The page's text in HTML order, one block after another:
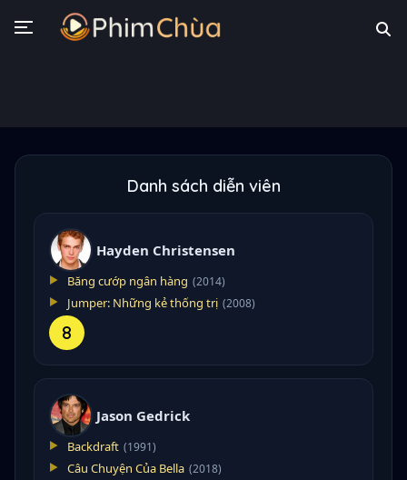
Danh sách diễn viên
Hayden Christensen
Băng cướp ngân hàng (2014)
Jumper: Những kẻ thống trị (2008)
8
Jason Gedrick
Backdraft (1991)
Câu Chuyện Của Bella (2018)